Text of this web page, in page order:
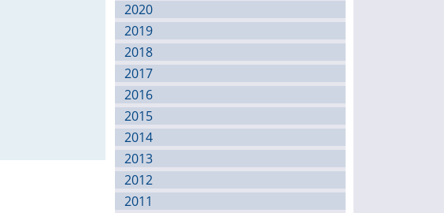
2020
2019
2018
2017
2016
2015
2014
2013
2012
2011